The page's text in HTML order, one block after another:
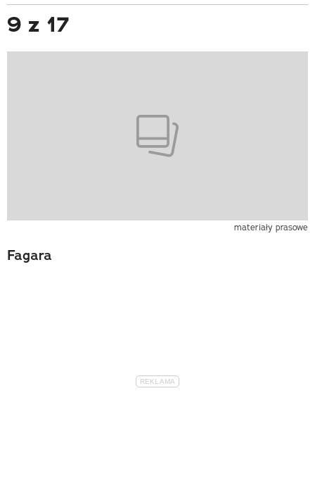
9 z 17
materiały prasowe
Fagara